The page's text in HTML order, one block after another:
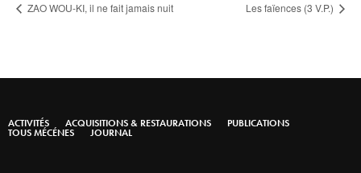
ZAO WOU-KI, il ne fait jamais nuit Les faïences (3 V.P.)
ACTIVITÉS ACQUISITIONS & RESTAURATIONS PUBLICATIONS
TOUS MÉCÉNES JOURNAL